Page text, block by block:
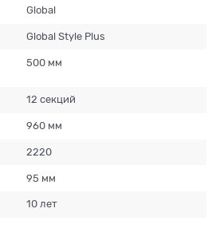
Global
Global Style Plus
500 мм
12 секций
960 мм
2220
95 мм
10 лет